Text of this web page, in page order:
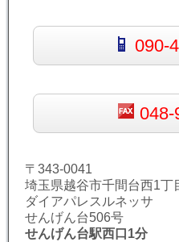
090-
048-
〒343-0041
埼玉県越谷市千間台西1丁
ダイアパレスルネッサ
せんげん台506号
せんげん台駅西口1分